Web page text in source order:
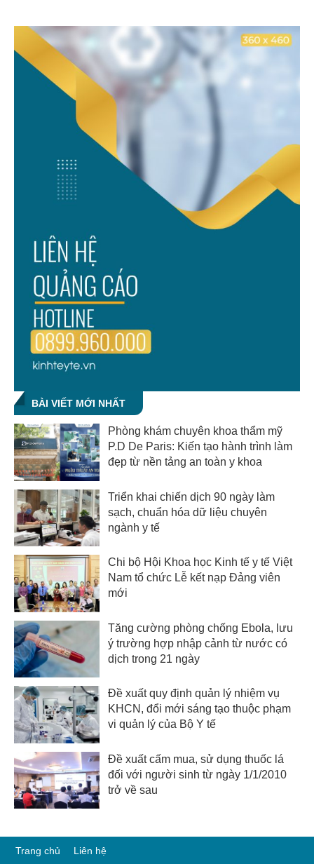
BÀI VIẾT MỚI NHẤT
Phòng khám chuyên khoa thẩm mỹ
P.D De Paris: Kiến tạo hành trình làm
đẹp từ nền tảng an toàn y khoa
Triển khai chiến dịch 90 ngày làm
sạch, chuẩn hóa dữ liệu chuyên
ngành y tế
Chi bộ Hội Khoa học Kinh tế y tế Việt
Nam tổ chức Lễ kết nạp Đảng viên
mới
Tăng cường phòng chống Ebola, lưu
ý trường hợp nhập cảnh từ nước có
dịch trong 21 ngày
Đề xuất quy định quản lý nhiệm vụ
KHCN, đổi mới sáng tạo thuộc phạm
vi quản lý của Bộ Y tế
Đề xuất cấm mua, sử dụng thuốc lá
đối với người sinh từ ngày 1/1/2010
trở về sau
Trang chủ Liên hệ